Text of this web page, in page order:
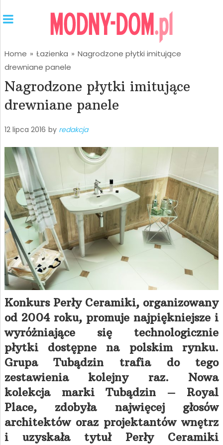
Home » Łazienka » Nagrodzone płytki imitujące
drewniane panele
Nagrodzone płytki imitujące
drewniane panele
12 lipca 2016 by redakcja
Konkurs Perły Ceramiki, organizowany
od 2004 roku, promuje najpiękniejsze i
wyróżniające się technologicznie
płytki dostępne na polskim rynku.
Grupa Tubądzin trafia do tego
zestawienia kolejny raz. Nowa
kolekcja marki Tubądzin – Royal
Place, zdobyła najwięcej głosów
architektów oraz projektantów wnętrz
i uzyskała tytuł Perły Ceramiki